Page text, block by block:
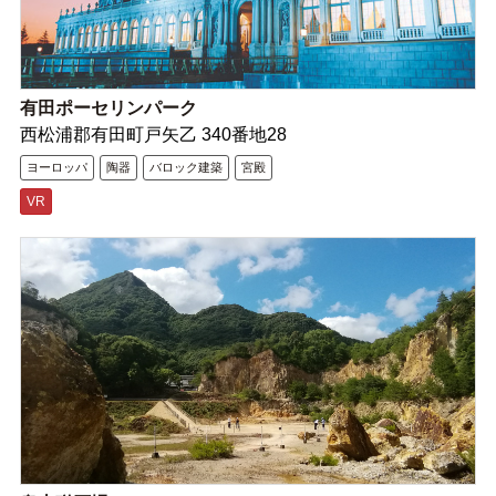
有田ポーセリンパーク
西松浦郡有田町戸矢乙 340番地28
ヨーロッパ 陶器 バロック建築 宮殿
VR